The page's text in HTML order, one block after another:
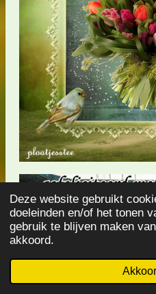
Deze website gebruikt
doeleinden en/of het tonen
gebruik te blijven maken
akkoord.